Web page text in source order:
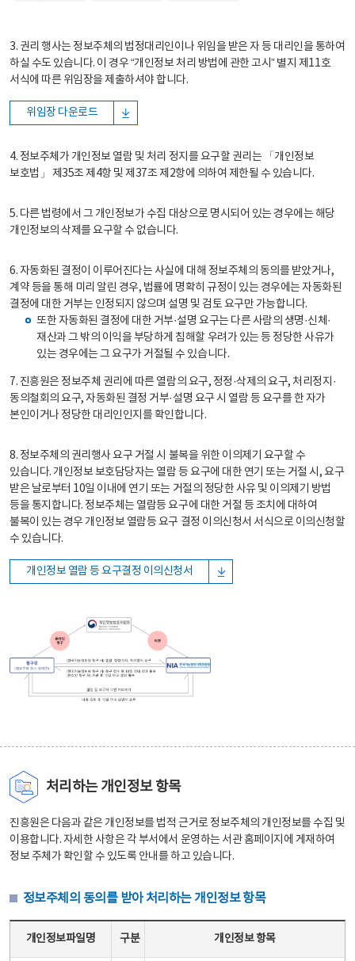
3. 권리 행사는 정보주체의 법정대리인이나 위임을 받은 자 등 대리인을 통하여
하실 수도 있습니다. 이 경우 “개인정보 처리 방법에 관한 고시” 별지 제11호
서식에 따른 위임장을 제출하셔야 합니다.
위임장 다운로드
4. 정보주체가 개인정보 열람 및 처리 정지를 요구할 권리는 「개인정보
보호법」 제35조 제4항 및 제37조 제2항에 의하여 제한될 수 있습니다.
5. 다른 법령에서 그 개인정보가 수집 대상으로 명시되어 있는 경우에는 해당
개인정보의 삭제를 요구할 수 없습니다.
6. 자동화된 결정이 이루어진다는 사실에 대해 정보주체의 동의를 받았거나,
계약 등을 통해 미리 알린 경우, 법률에 명확히 규정이 있는 경우에는 자동화된
결정에 대한 거부는 인정되지 않으며 설명 및 검토 요구만 가능합니다.
또한 자동화된 결정에 대한 거부·설명 요구는 다른 사람의 생명·신체·
재산과 그 밖의 이익을 부당하게 침해할 우려가 있는 등 정당한 사유가
있는 경우에는 그 요구가 거절될 수 있습니다.
7. 진흥원은 정보주체 권리에 따른 열람의 요구, 정정·삭제의 요구, 처리정지·
동의철회의 요구, 자동화된 결정 거부·설명 요구 시 열람 등 요구를 한 자가
본인이거나 정당한 대리인인지를 확인합니다.
8. 정보주체의 권리행사 요구 거절 시 불복을 위한 이의제기 요구할 수
있습니다. 개인정보 보호담당자는 열람 등 요구에 대한 연기 또는 거절 시, 요구
받은 날로부터 10일 이내에 연기 또는 거절의 정당한 사유 및 이의제기 방법
등을 통지합니다. 정보주체는 열람등 요구에 대한 거절 등 조치에 대하여
불복이 있는 경우 개인정보 열람등 요구 결정 이의신청서 서식으로 이의신청할
수 있습니다.
개인정보 열람 등 요구결정 이의신청서
처리하는 개인정보 항목
진흥원은 다음과 같은 개인정보를 법적 근거로 정보주체의 개인정보를 수집 및
이용합니다. 자세한 사항은 각 부서에서 운영하는 서관 홈페이지에 게재하여
정보 주체가 확인할 수 있도록 안내를 하고 있습니다.
정보주체의 동의를 받아 처리하는 개인정보 항목
개인정보파일명 구분 개인정보 항목